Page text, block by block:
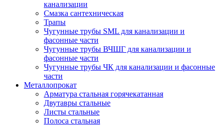
канализации
Смазка сантехническая
Трапы
Чугунные трубы SML для канализации и
фасонные части
Чугунные трубы ВЧШГ для канализации и
фасонные части
Чугунные трубы ЧК для канализации и фасонные
части
Металлопрокат
Арматура стальная горячекатанная
Двутавры стальные
Листы стальные
Полоса стальная